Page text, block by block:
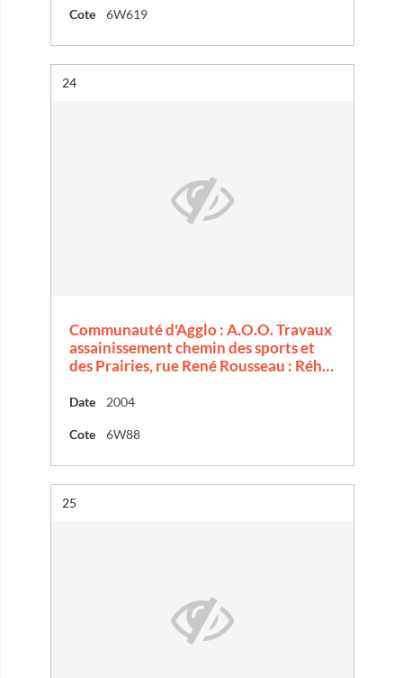
Cote 6W619
Résultat n°
24
Communauté d'Agglo : A.O.O. Travaux
assainissement chemin des sports et
des Prairies, rue René Rousseau : Réh…
Date 2004
Cote 6W88
Résultat n°
25